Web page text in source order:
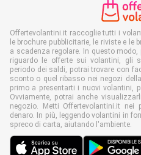
Offertevolantini.it raccoglie tutti i
le brochure pubblicitarie, le riviste e
a scadenza regolare. In questo
riguardo le offerte sui volantini, gli
periodo dei saldi, potrai trovare con
sconto o quel ribasso nei negozi
primo a presentarti i nuovi volantini,
Ovviamente, potrai anche
negozio. Metti Offertevolantini.it
denaro. In più, leggendo volantini in
spreco di carta, aiutando l'ambiente.